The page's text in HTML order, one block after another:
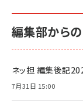
編集部から
ネッ担 編集後記
7月31日 15:00